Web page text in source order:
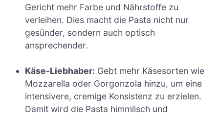
Gericht mehr Farbe und Nährstoffe zu
verleihen. Dies macht die Pasta nicht nur
gesünder, sondern auch optisch
ansprechender.
Käse-Liebhaber: Gebt mehr Käsesorten wie
Mozzarella oder Gorgonzola hinzu, um eine
intensivere, cremige Konsistenz zu erzielen.
Damit wird die Pasta himmlisch und